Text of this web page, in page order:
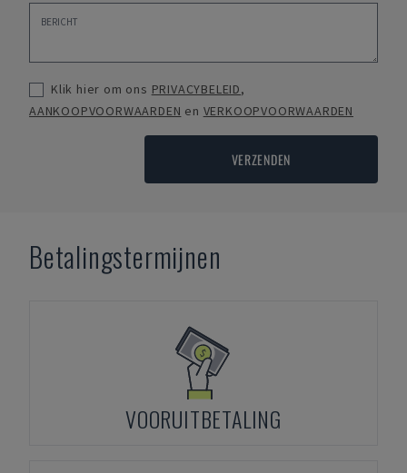
Klik hier om ons PRIVACYBELEID,
AANKOOPVOORWAARDEN en VERKOOPVOORWAARDEN
VERZENDEN
Betalingstermijnen
VOORUITBETALING